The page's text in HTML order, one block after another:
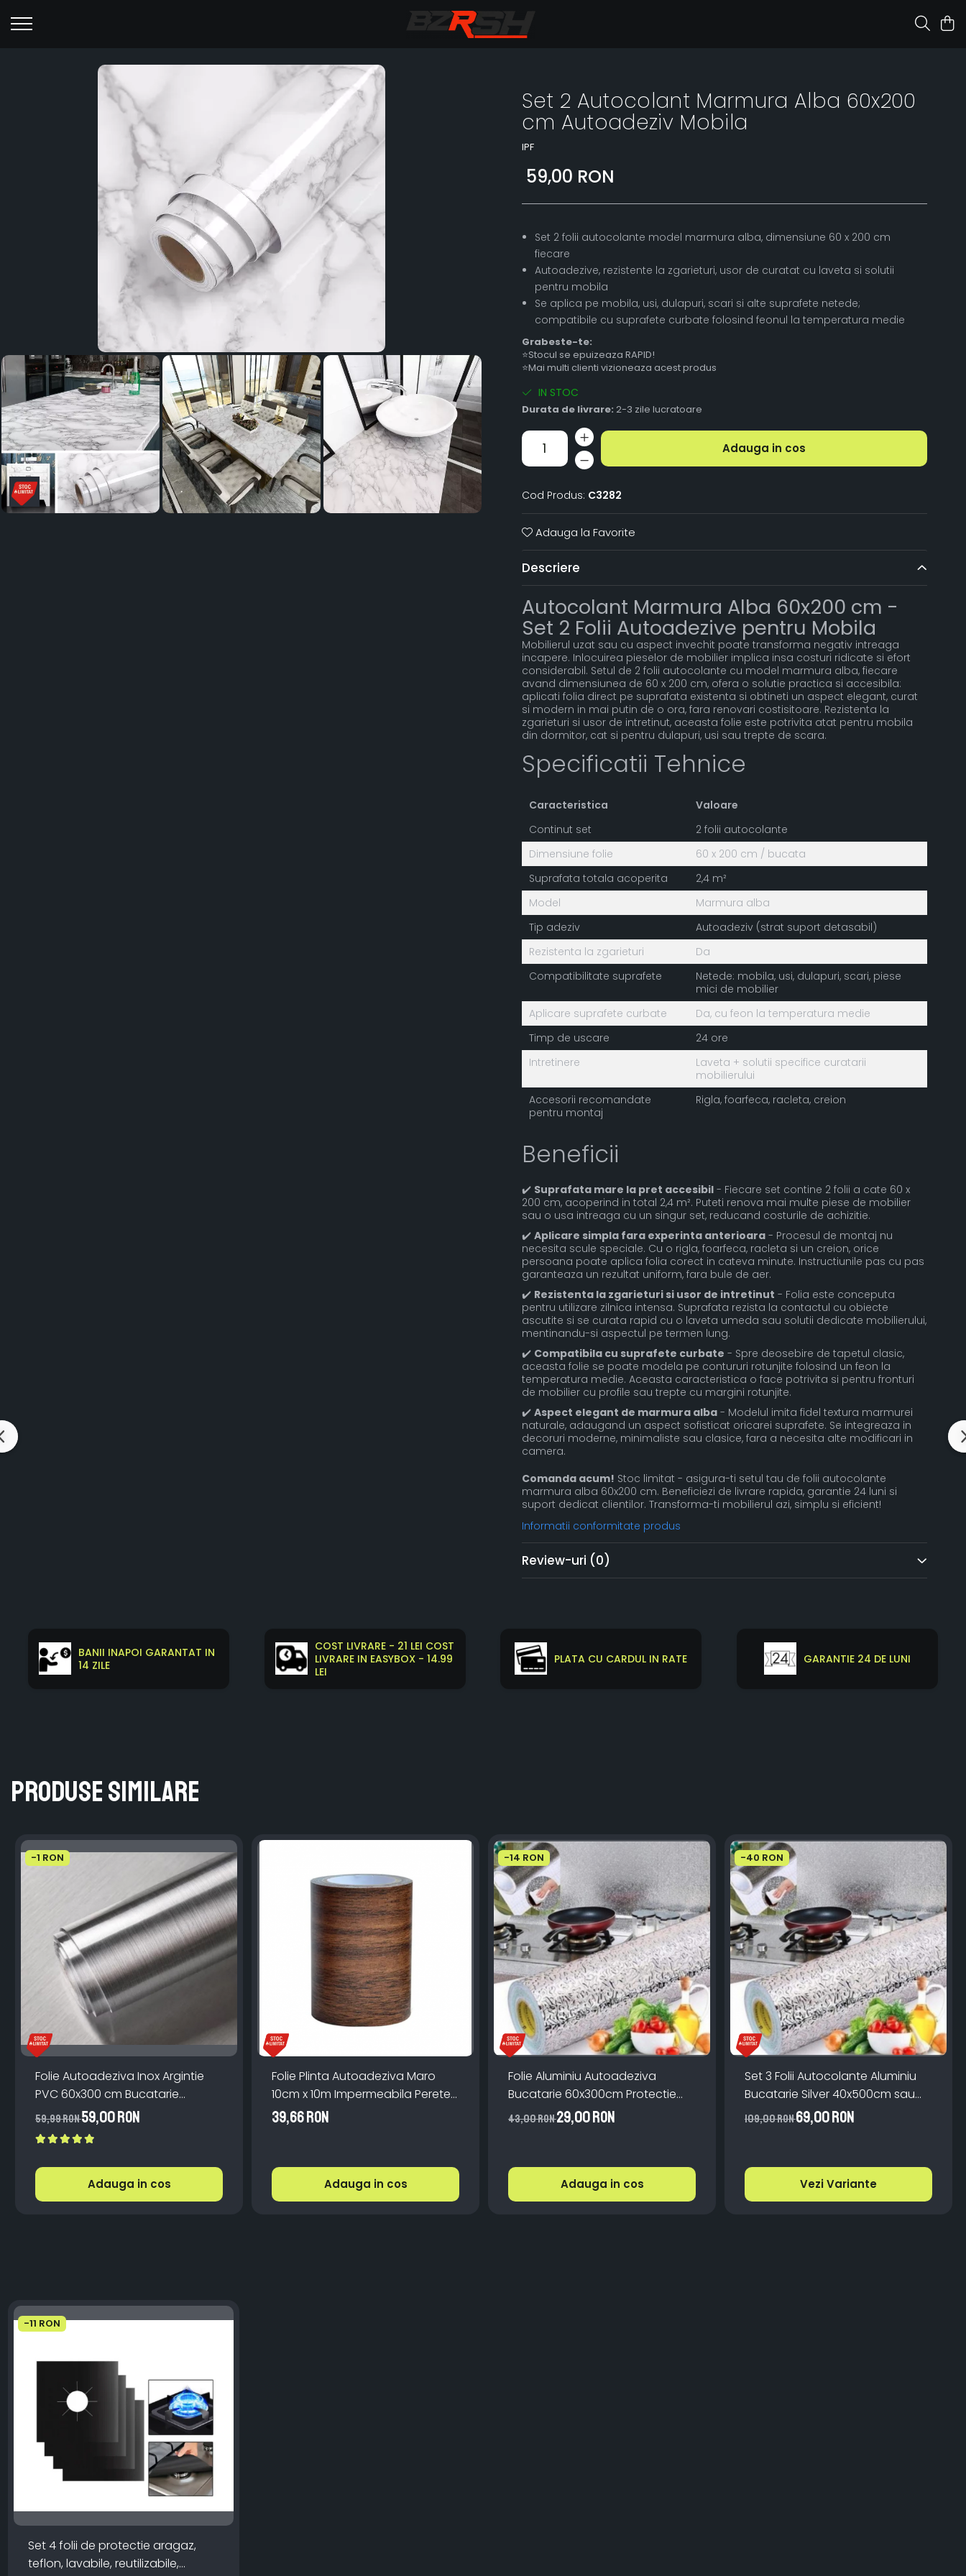
Set 2 Autocolant Marmura Alba 60x200
cm Autoadeziv Mobila
IPF
59,00 RON
Set 2 folii autocolante model marmura alba, dimensiune 60 x 200 cm
fiecare
Autoadezive, rezistente la zgarieturi, usor de curatat cu laveta si solutii
pentru mobila
Se aplica pe mobila, usi, dulapuri, scari si alte suprafete netede;
compatibile cu suprafete curbate folosind feonul la temperatura medie
Grabeste-te:
⭐Stocul se epuizeaza RAPID!
⭐Mai multi clienti vizioneaza acest produs
IN STOC
Durata de livrare: 2-3 zile lucratoare
Adauga in cos
Cod Produs: C3282
Adauga la Favorite
Descriere
Autocolant Marmura Alba 60x200 cm -
Set 2 Folii Autoadezive pentru Mobila
Mobilierul uzat sau cu aspect invechit poate transforma negativ intreaga
incapere. Inlocuirea pieselor de mobilier implica insa costuri ridicate si efort
considerabil. Setul de 2 folii autocolante cu model marmura alba, fiecare
avand dimensiunea de 60 x 200 cm, ofera o solutie practica si accesibila:
aplicati folia direct pe suprafata existenta si obtineti un aspect elegant, curat
si modern in mai putin de o ora, fara renovari costisitoare. Rezistenta la
zgarieturi si usor de intretinut, aceasta folie este potrivita atat pentru mobila
din dormitor, cat si pentru dulapuri, usi sau trepte de scara.
Specificatii Tehnice
Caracteristica
Valoare
Continut set
2 folii autocolante
Dimensiune folie
60 x 200 cm / bucata
Suprafata totala acoperita
2,4 m²
Model
Marmura alba
Tip adeziv
Autoadeziv (strat suport detasabil)
Rezistenta la zgarieturi
Da
Compatibilitate suprafete
Netede: mobila, usi, dulapuri, scari, piese
mici de mobilier
Aplicare suprafete curbate
Da, cu feon la temperatura medie
Timp de uscare
24 ore
Intretinere
Laveta + solutii specifice curatarii
mobilierului
Accesorii recomandate
pentru montaj
Rigla, foarfeca, racleta, creion
Beneficii
✔️ Suprafata mare la pret accesibil- Fiecare set contine 2 folii a cate 60 x
200 cm, acoperind in total 2,4 m². Puteti renova mai multe piese de mobilier
sau o usa intreaga cu un singur set, reducand costurile de achizitie.
✔️ Aplicare simpla fara experinta anterioara- Procesul de montaj nu
necesita scule speciale. Cu o rigla, foarfeca, racleta si un creion, orice
persoana poate aplica folia corect in cateva minute. Instructiunile pas cu pas
garanteaza un rezultat uniform, fara bule de aer.
✔️ Rezistenta la zgarieturi si usor de intretinut - Folia este conceputa
pentru utilizare zilnica intensa. Suprafata rezista la contactul cu obiecte
ascutite si se curata rapid cu o laveta umeda sau solutii dedicate mobilierului,
mentinandu-si aspectul pe termen lung.
✔️ Compatibila cu suprafete curbate - Spre deosebire de tapetul clasic,
aceasta folie se poate modela pe contururi rotunjite folosind un feon la
temperatura medie. Aceasta caracteristica o face potrivita si pentru fronturi
de mobilier cu profile sau trepte cu margini rotunjite.
✔️ Aspect elegant de marmura alba- Modelul imita fidel textura marmurei
naturale, adaugand un aspect sofisticat oricarei suprafete. Se integreaza in
decoruri moderne, minimaliste sau clasice, fara a necesita alte modificari in
camera.
Comanda acum! Stoc limitat - asigura-ti setul tau de folii autocolante
marmura alba 60x200 cm. Beneficiezi de livrare rapida, garantie 24 luni si
suport dedicat clientilor. Transforma-ti mobilierul azi, simplu si eficient!
Informatii conformitate produs
Review-uri (0)
BANII INAPOI GARANTAT IN
14 ZILE
COST LIVRARE - 21 LEI COST
LIVRARE IN EASYBOX - 14.99
LEI
PLATA CU CARDUL IN RATE GARANTIE 24 DE LUNI
Produse similare
-1 RON
Folie Autoadeziva Inox Argintie
PVC 60x300 cm Bucatarie
Mobilier
59,99 RON59,00 RON
Adauga in cos
Folie Plinta Autoadeziva Maro
10cm x 10m Impermeabila Perete
Scari
39,66 RON
Adauga in cos
-14 RON
Folie Aluminiu Autoadeziva
Bucatarie 60x300cm Protectie
Aragaz Perete Impermeabila
43,00 RON29,00 RON
Adauga in cos
-40 RON
Set 3 Folii Autocolante Aluminiu
Bucatarie Silver 40x500cm sau
60x300cm
109,00 RON69,00 RON
Vezi Variante
-11 RON
Set 4 folii de protectie aragaz,
teflon, lavabile, reutilizabile,